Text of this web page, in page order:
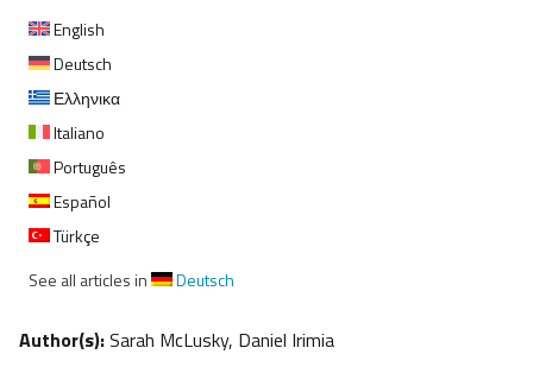
English
Deutsch
Ελληνικα
Italiano
Português
Español
Türkçe
See all articles in
Deutsch
Author(s):Sarah McLusky, Daniel Irimia